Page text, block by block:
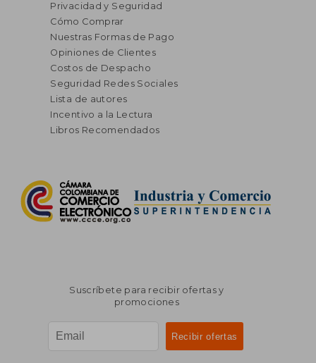
Privacidad y Seguridad
Cómo Comprar
Nuestras Formas de Pago
Opiniones de Clientes
Costos de Despacho
Seguridad Redes Sociales
Lista de autores
Incentivo a la Lectura
Libros Recomendados
Suscríbete para recibir ofertas y
promociones